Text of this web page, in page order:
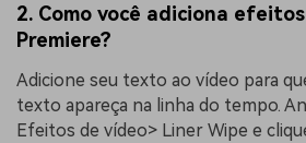
2. Como você adiciona
Premiere?
Adicione seu texto ao vídeo para
texto apareça na linha do tempo.
Efeitos de vídeo> Liner Wipe e